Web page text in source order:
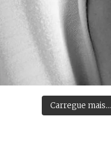
Carregue mais…